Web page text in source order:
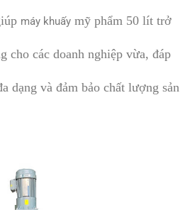
máy khuấy mỹ phẩm 50 lít trở
cho các doanh nghiệp vừa, đáp
dạng và đảm bảo chất lượng sản